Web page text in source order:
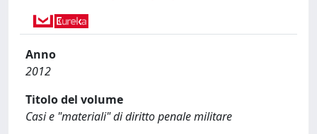
Anno
2012
Titolo del volume
Casi e "materiali" di diritto penale militare